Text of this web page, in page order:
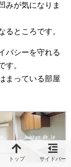
みが気になりま
るところです。
バシーを守れる
す。
まっている部屋